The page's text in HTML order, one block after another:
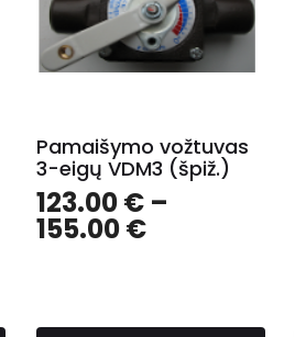
Pamaišymo vožtuvas
3-eigų VDM3 (špiž.)
123.00€–
155.00€